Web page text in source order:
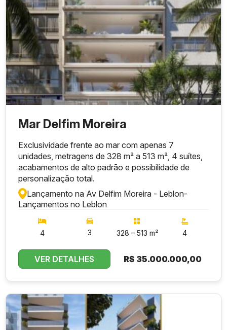
Mar Delfim Moreira
Exclusividade frente ao mar com apenas 7
unidades, metragens de 328 m² a 513 m², 4 suítes,
acabamentos de alto padrão e possibilidade de
personalização total.
Lançamento na Av Delfim Moreira - Leblon-
Lançamentos no Leblon
4 3 328 – 513 m² 4
VER DETALHES R$ 35.000.000,00